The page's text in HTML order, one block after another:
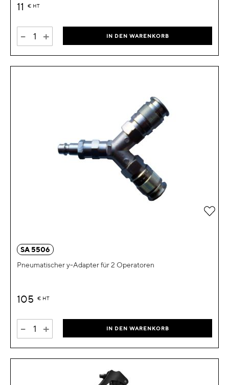
11 € HT
- + IN DEN WARENKORB
SA 5506
Pneumatischer y-Adapter für 2 Operatoren
105 € HT
- + IN DEN WARENKORB
Zur